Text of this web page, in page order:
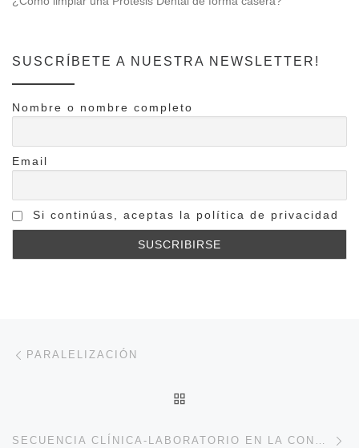
SUSCRÍBETE A NUESTRA NEWSLETTER!
Nombre o nombre completo
Email
Si continúas, aceptas la política de privacidad
Navegación de entradas
PARALELIZACIÓN
SECUENCIA CLÍNICA-LABORATORIO EN LA CONFECCIÓN DE UNA PPR. INSTALACIÓN Y MANTENIMIENTO